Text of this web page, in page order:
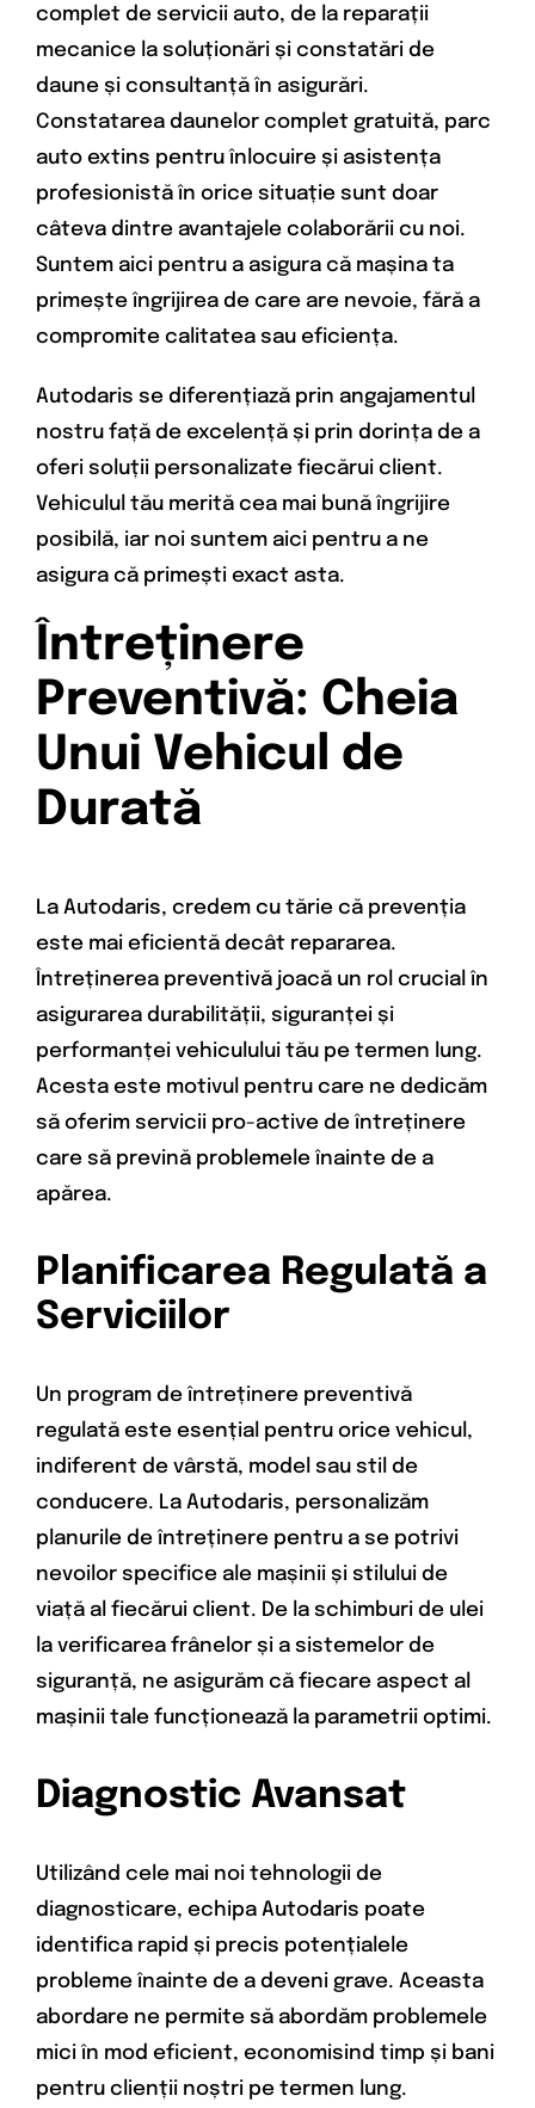
complet de servicii auto, de la reparații
mecanice la soluționări și constatări de
daune și consultanță în asigurări.
Constatarea daunelor complet gratuită, parc
auto extins pentru înlocuire și asistența
profesionistă în orice situație sunt doar
câteva dintre avantajele colaborării cu noi.
Suntem aici pentru a asigura că mașina ta
primește îngrijirea de care are nevoie, fără a
compromite calitatea sau eficiența.
Autodaris se diferențiază prin angajamentul
nostru față de excelență și prin dorința de a
oferi soluții personalizate fiecărui client.
Vehiculul tău merită cea mai bună îngrijire
posibilă, iar noi suntem aici pentru a ne
asigura că primești exact asta.
Întreținere
Preventivă: Cheia
Unui Vehicul de
Durată
La Autodaris, credem cu tărie că prevenția
este mai eficientă decât repararea.
Întreținerea preventivă joacă un rol crucial în
asigurarea durabilității, siguranței și
performanței vehiculului tău pe termen lung.
Acesta este motivul pentru care ne dedicăm
să oferim servicii pro-active de întreținere
care să prevină problemele înainte de a
apărea.
Planificarea Regulată a
Serviciilor
Un program de întreținere preventivă
regulată este esențial pentru orice vehicul,
indiferent de vârstă, model sau stil de
conducere. La Autodaris, personalizăm
planurile de întreținere pentru a se potrivi
nevoilor specifice ale mașinii și stilului de
viață al fiecărui client. De la schimburi de ulei
la verificarea frânelor și a sistemelor de
siguranță, ne asigurăm că fiecare aspect al
mașinii tale funcționează la parametrii optimi.
Diagnostic Avansat
Utilizând cele mai noi tehnologii de
diagnosticare, echipa Autodaris poate
identifica rapid și precis potențialele
probleme înainte de a deveni grave. Aceasta
abordare ne permite să abordăm problemele
mici în mod eficient, economisind timp și bani
pentru clienții noștri pe termen lung.